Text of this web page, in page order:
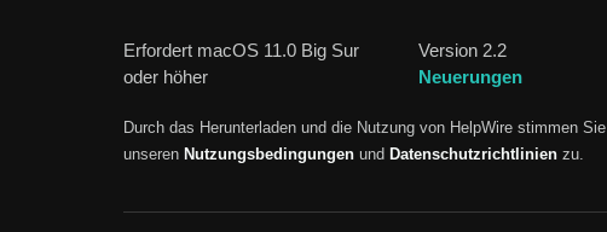
Erfordert macOS 11.0 Big Sur
oder höher
Version 2.2
Neuerungen
Durch das Herunterladen und die Nutzung von HelpWire stimmen Sie
unseren Nutzungsbedingungen und Datenschutzrichtlinien zu.